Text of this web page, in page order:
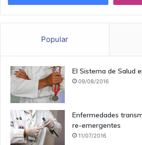
Popular
El Sistema de Salud
09/08/2016
Enfermedades
re-emergentes
11/07/2016